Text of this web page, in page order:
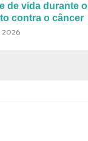
de vida durante o
contra o câncer
2026